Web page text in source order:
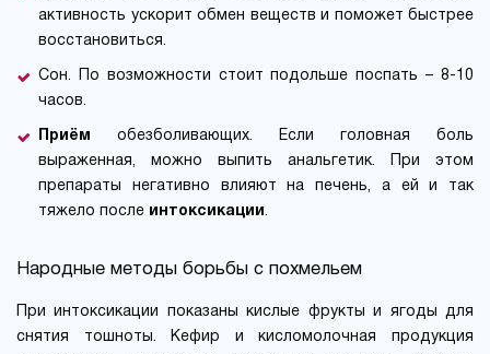
активность ускорит обмен веществ и поможет быстрее
восстановиться.
Сон. По возможности стоит подольше поспать – 8-10
часов.
Приём обезболивающих. Если головная боль
выраженная, можно выпить анальгетик. При этом
препараты негативно влияют на печень, а ей и так
тяжело после интоксикации.
Народные методы борьбы с похмельем
При интоксикации показаны кислые фрукты и ягоды для
снятия тошноты. Кефир и кисломолочная продукция